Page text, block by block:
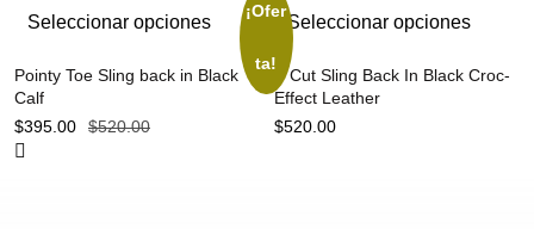
¡Ofer
ta!
Seleccionar opciones
Pointy Toe Sling back in Black
Calf
$520.00
$395.00
Seleccionar opciones
V Cut Sling Back In Black Croc-
Effect Leather
$520.00